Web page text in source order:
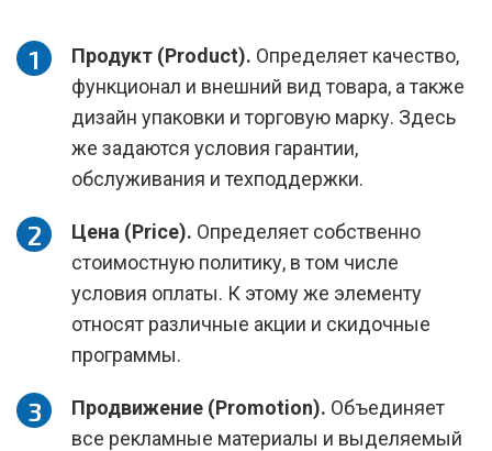
Продукт (Product). Определяет качество,
функционал и внешний вид товара, а также
дизайн упаковки и торговую марку. Здесь
же задаются условия гарантии,
обслуживания и техподдержки.
Цена (Price). Определяет собственно
стоимостную политику, в том числе
условия оплаты. К этому же элементу
относят различные акции и скидочные
программы.
Продвижение (Promotion). Объединяет
все рекламные материалы и выделяемый